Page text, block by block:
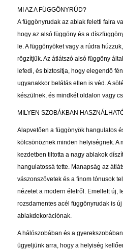
MI AZ A FÜGGÖNYRÚD?
A függönyrudak az ablak feletti falra
hogy az alsó függöny és a
le. A függönyöket vagy a rúdra
rögzítjük. Az átlátszó alsó függöny
lefedi, és biztosítja, hogy elegendő
ugyanakkor belátás ellen is véd. A
készülnek, és mindkét oldalon vagy
MILYEN SZOBÁKBAN
Alapvetően a függönyök hangulatos
kölcsönöznek minden helyiségnek. A
kezdetben tiltotta a nagy ablakok
hangulatossá tette. Manapság az
vászonszövetek és a finom tónusok
nézetet a modern életről. Emellett új,
rozsdamentes acél függönyrudak is
ablakdekorációnak.
A hálószobában és a
ügyeljünk arra, hogy a helyiség